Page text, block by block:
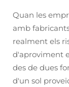
Quan les
amb
realment els
d'aproviment
des de dues
d'un sol